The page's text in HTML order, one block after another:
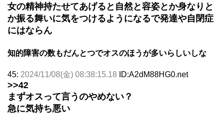
女の精神持たせてあげると自然と容姿とか身なりと
か振る舞いに気をつけるようになるで発達や自閉症
にはならん
知的障害の数もだんとつでオスのほうが多いらしいしな
45: 2024/11/08(金) 08:38:15.18 ID:A2dM88HG0.net
>>42
まずオスって言うのやめない？
急に気持ち悪い